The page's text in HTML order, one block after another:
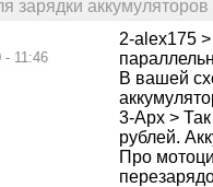
зарядки аккумуляторов
- 11:46
2-alex175
В вашей
3-Арх >
рублей.
Про